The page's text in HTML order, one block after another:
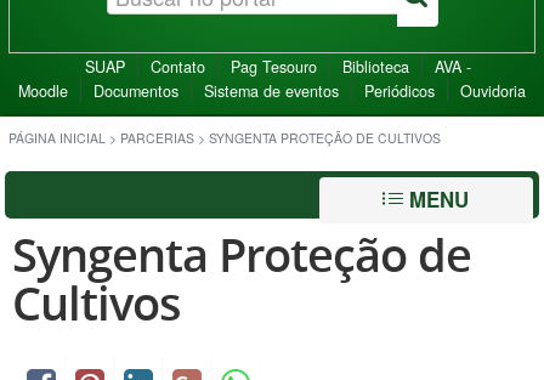
SUAP Contato Pag Tesouro Biblioteca
AVA -
Moodle
Documentos Sistema de eventos Periódicos Ouvidoria
PÁGINA INICIAL > PARCERIAS > SYNGENTA PROTEÇÃO DE CULTIVOS
MENU
Syngenta Proteção de
Cultivos